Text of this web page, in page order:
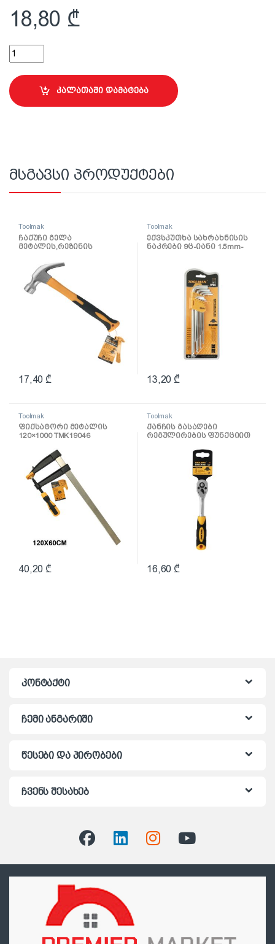
18,80 ₾
შავი ხამუთი 7.2მმx500მმ TMK19571 quantity
კალათაში დამატება
მსგავსი პროდუქტები
Toolmak
ჩაქუჩი გელა
მეტალის,რეზინის
17,40 ₾
Toolmak
ექვსკუთხა სახრახნისის
ნაკრები 9ც-იანი 1.5mm-
13,20 ₾
Toolmak
ფიქსატორი მეტალის
120×1000 TMK19046
40,20 ₾
Toolmak
ქანჩის გასაღები
რეგულირების ფუნქციით
16,60 ₾
კონტაქტი
ჩემი ანგარიში
წესები და პირობები
ჩვენს შესახებ